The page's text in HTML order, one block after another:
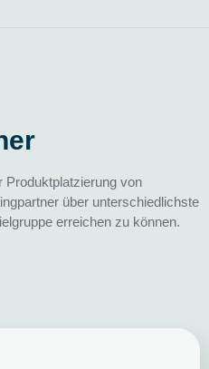
Produktplatzierung von
über unterschiedlichste
erreichen zu können.